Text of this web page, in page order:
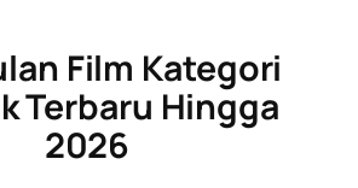
Film Kategori
Terbaru Hingga
2026